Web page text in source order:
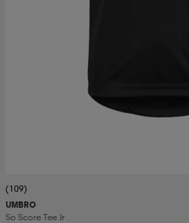
(109)
UMBRO
So Score Tee Jr